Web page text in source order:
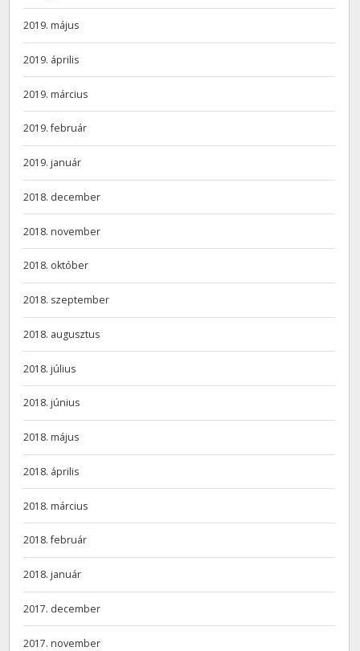
2019. május
2019. április
2019. március
2019. február
2019. január
2018. december
2018. november
2018. október
2018. szeptember
2018. augusztus
2018. július
2018. június
2018. május
2018. április
2018. március
2018. február
2018. január
2017. december
2017. november